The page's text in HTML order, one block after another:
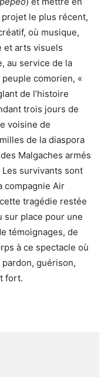
le plus récent,
où musique,
et arts visuels
au service de la
comorien, «
de l’histoire
trois jours de
voisine de
de la diaspora
Malgaches armés
survivants sont
compagnie Air
tragédie restée
sur place pour une
témoignages, de
à ce spectacle où
guérison,
fort.